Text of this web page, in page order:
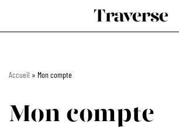
Aller
Accueil » Mon compte
Mon compte